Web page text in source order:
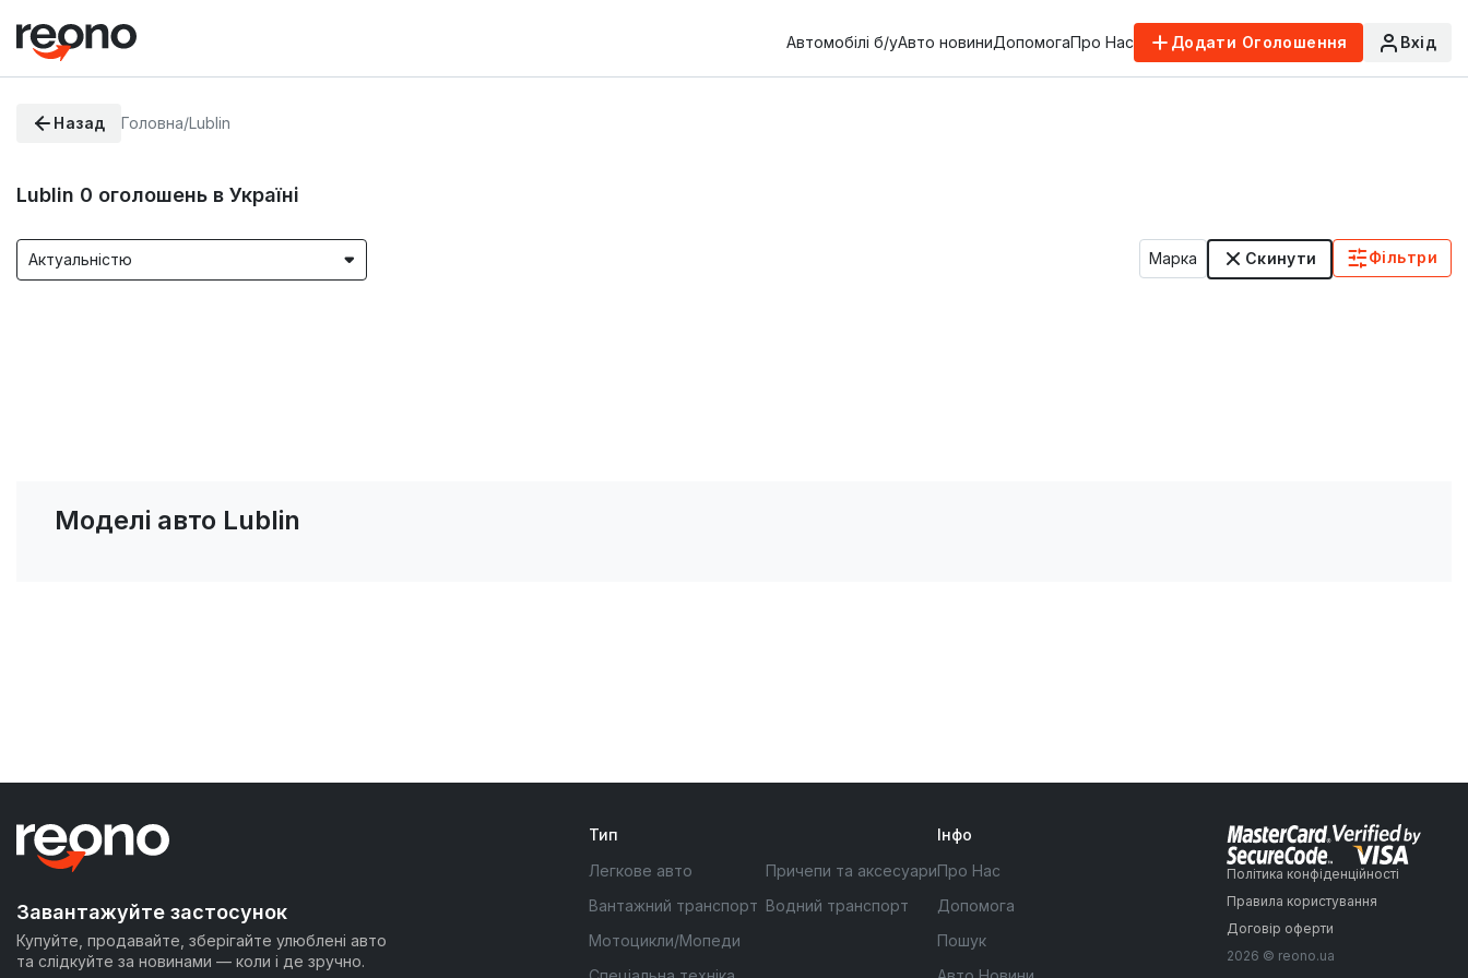
Автомобілі б/уАвто новиниДопомогаПро Нас Додати Оголошення Вхід
Назад Головна/Lublin
Lublin 0 оголошень в Україні
Актуальністю Марка Скинути Фільтри
Моделі авто Lublin
Завантажуйте застосунок
Купуйте, продавайте, зберігайте улюблені авто
та слідкуйте за новинами — коли і де зручно.
Тип
Легкове авто
Вантажний транспорт
Мотоцикли/Мопеди
Причепи та аксесуари
Водний транспорт
Інфо
Про Нас
Допомога
Пошук
Політика конфіденційності
Правила користування
Договір оферти
2026 © reono.ua